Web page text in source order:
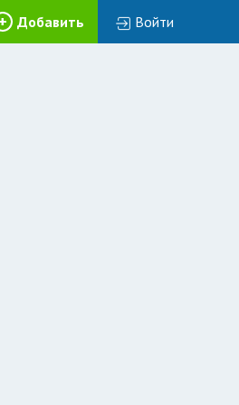
Добавить Войти